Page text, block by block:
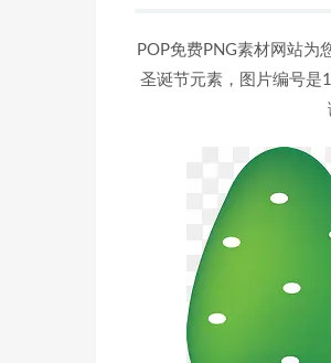
POP免费PNG素材网站为
圣诞节元素，图片编号是